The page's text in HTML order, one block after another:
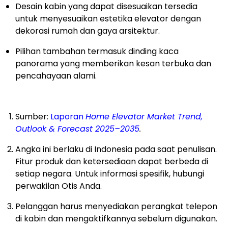
Desain kabin yang dapat disesuaikan tersedia
untuk menyesuaikan estetika elevator dengan
dekorasi rumah dan gaya arsitektur.
Pilihan tambahan termasuk dinding kaca
panorama yang memberikan kesan terbuka dan
pencahayaan alami.
Sumber: LaporanHome Elevator Market Trend,
Outlook & Forecast 2025–2035.
Angka ini berlaku di Indonesia pada saat penulisan.
Fitur produk dan ketersediaan dapat berbeda di
setiap negara. Untuk informasi spesifik, hubungi
perwakilan Otis Anda.
Pelanggan harus menyediakan perangkat telepon
di kabin dan mengaktifkannya sebelum digunakan.